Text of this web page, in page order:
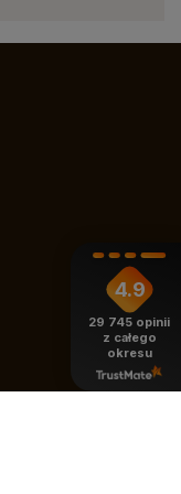
4.9
29 745 opinii
z całego
okresu